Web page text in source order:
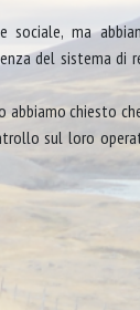
sociale, ma
del sistema di
chiesto
sul loro